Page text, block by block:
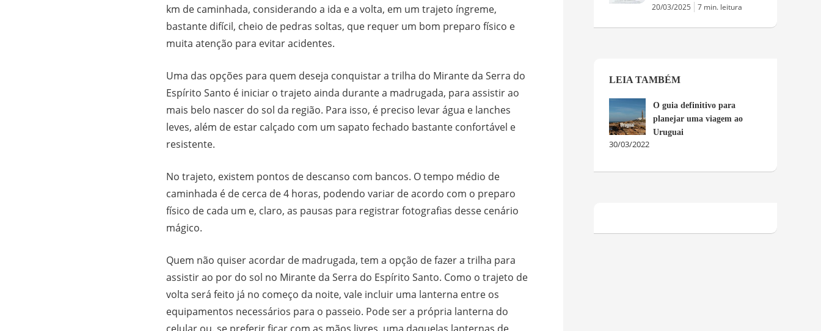
km de caminhada, considerando a ida e a volta, em um trajeto íngreme,
bastante difícil, cheio de pedras soltas, que requer um bom preparo físico e
muita atenção para evitar acidentes.
Uma das opções para quem deseja conquistar a trilha do Mirante da Serra do
Espírito Santo é iniciar o trajeto ainda durante a madrugada, para assistir ao
mais belo nascer do sol da região. Para isso, é preciso levar água e lanches
leves, além de estar calçado com um sapato fechado bastante confortável e
resistente.
No trajeto, existem pontos de descanso com bancos. O tempo médio de
caminhada é de cerca de 4 horas, podendo variar de acordo com o preparo
físico de cada um e, claro, as pausas para registrar fotografias desse cenário
mágico.
Quem não quiser acordar de madrugada, tem a opção de fazer a trilha para
assistir ao por do sol no Mirante da Serra do Espírito Santo. Como o trajeto de
volta será feito já no começo da noite, vale incluir uma lanterna entre os
equipamentos necessários para o passeio. Pode ser a própria lanterna do
20/03/2025 7 min. leitura
LEIA TAMBÉM
O guia definitivo para
planejar uma viagem ao
Uruguai
30/03/2022